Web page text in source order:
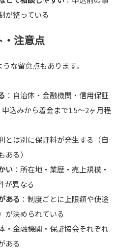
が整っている
注意点
な留意点もあります。
：自治体・金融機関・信用保証
込みから着金まで1.5〜2ヶ月程
とは別に保証料が発生する（自
る）
い ：所在地・業歴・売上規模・
が異なる
ある ：制度ごとに上限額や使途
が決められている
・金融機関・保証協会それぞれ
ある